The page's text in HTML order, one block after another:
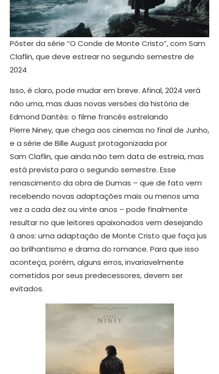
Pôster da série “O Conde de Monte Cristo”, com Sam
Claflin, que deve estrear no segundo semestre de
2024
​Isso, é claro, pode mudar em breve. Afinal, 2024 verá
não uma, mas duas novas versões da história de
Edmond Dantès: o filme francês estrelando
Pierre Niney, que chega aos cinemas no final de Junho,
e a série de Bille August protagonizada por
Sam Claflin, que ainda não tem data de estreia, mas
está prevista para o segundo semestre. Esse
renascimento da obra de Dumas – que de fato vem
recebendo novas adaptações mais ou menos uma
vez a cada dez ou vinte anos – pode finalmente
resultar no que leitores apaixonados vem desejando
à anos: uma adaptação de Monte Cristo que faça jus
ao brilhantismo e drama do romance. Para que isso
aconteça, porém, alguns erros, invariavelmente
cometidos por seus predecessores, devem ser
evitados.